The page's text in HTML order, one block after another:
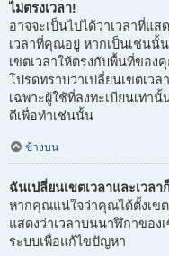
ไม่ตรงเวลา!
อาจจะเป็นไปได้ว่าเวลาที่แส
เวลาที่คุณอยู่ หากเป็นเช่นนั้น
เขตเวลาให้ตรงกับพื้นที่ขอ
โปรดทราบว่าเปลี่ยนเขตเว
เฉพาะผู้ใช้ที่ลงทะเบียนเท่า
ดีเพื่อทำเช่นนั้น
ข้างบน
ฉันเปลี่ยนเขตเวลาและเวลา
หากคุณแน่ใจว่าคุณได้ตั้งเขต
แสดงว่าเวลาบนนาฬิกาของ
ระบบเพื่อแก้ไขปัญหา